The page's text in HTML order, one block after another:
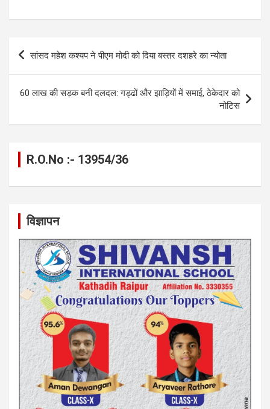
ce
o
o
k
se
g
er
at
s
A
p
p
e
gr
a
m
ail py
Li
n
k
ar
e
Post
सांसद महेश कश्यप ने पीएम मोदी को दिया बस्तर दशहरे का न्योता
60 लाख की सड़क बनी दलदल: गड्ढों और झाड़ियों में समाई, ठेकेदार को
नोटिस
R.O.No :- 13954/36
विज्ञापन